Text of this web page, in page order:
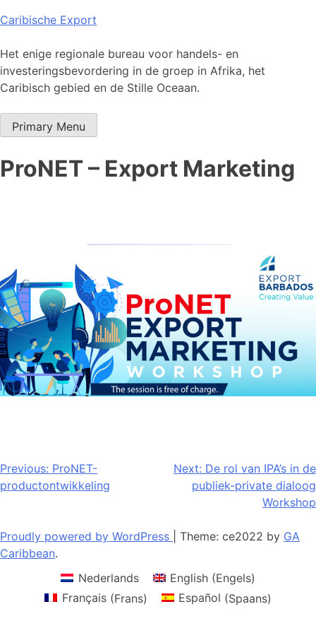
Skip
content
Caribische Export
Het enige regionale bureau voor handels- en
investeringsbevordering in de groep in Afrika, het
Caribisch gebied en de Stille Oceaan.
Primary Menu
ProNET – Export Marketing
Bericht
navigatie
Previous: ProNET-
productontwikkeling
Next: De rol van IPA’s in de
publiek-private dialoog
Workshop
Proudly powered by WordPress Theme: ce2022 by GA
Caribbean.
Nederlands
English(Engels)
Français(Frans) Español (Spaans)